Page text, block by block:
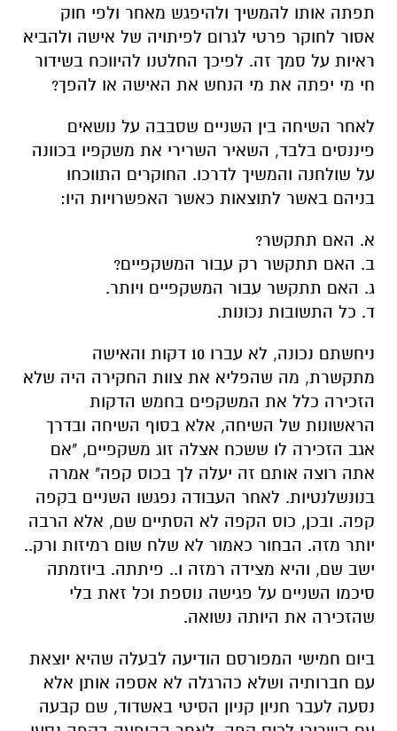
תפתה אותו להמשיך ולהיפגש מאחר ולפי חוק
אסור לחוקר פרטי לגרום לפיתויה של אישה ולהביא
ראיות על סמך זה. לפיכך החלטנו להיווכח בשידור
חי מי יפתה את מי הנחש את האישה או להפך?
לאחר השיחה בין השניים שסבבה על נושאים
פיננסים בלבד, השאיר השרירי את משקפיו בכוונה
על שולחנה והמשיך לדרכו. החוקרים התווכחו
בניהם באשר לתוצאות כאשר האפשרויות היו:
א. האם תתקשר?
ב. האם תתקשר רק עבור המשקפיים?
ג. האם תתקשר עבור המשקפיים ויותר.
ד. כל התשובות נכונות.
ניחשתם נכונה, לא עברו 10 דקות והאישה
מתקשרת, מה שהפליא את צוות החקירה היה שלא
הזכירה כלל את המשקפים בחמש הדקות
הראשונות של השיחה, אלא בסוף השיחה ובדרך
אגב הזכירה לו ששכח אצלה זוג משקפיים, "אם
אתה רוצה אותם זה יעלה לך בכוס קפה" אמרה
בנונשלנטיות. לאחר העבודה נפגשו השניים בקפה
קפה. ובכן, כוס הקפה לא הסתיים שם, אלא הרבה
יותר מזה. הבחור כאמור לא שלח שום רמיזות ורק..
ישב שם, והיא מצידה רמזה ו.. פיתתה. ביוזמתה
סיכמו השניים על פגישה נוספת וכל זאת בלי
שהזכירה את היותה נשואה.
ביום חמישי המפורסם הודיעה לבעלה שהיא יוצאת
עם חברותיה ושלא כהרגלה לא אספה אותן אלא
נסעה לעבר חניון קניון הסיטי באשדוד, שם קבעה